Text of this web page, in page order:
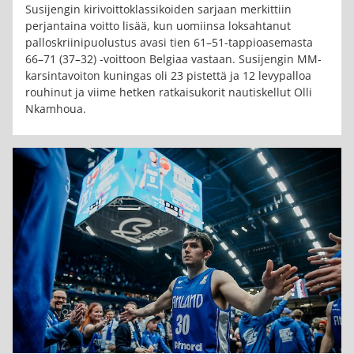
Susijengin kirivoittoklassikoiden sarjaan merkittiin
perjantaina voitto lisää, kun uomiinsa loksahtanut
palloskriinipuolustus avasi tien 61–51-tappioasemasta
66–71 (37–32) -voittoon Belgiaa vastaan. Susijengin MM-
karsintavoiton kuningas oli 23 pistettä ja 12 levypalloa
rouhinut ja viime hetken ratkaisukorit nautiskellut Olli
Nkamhoua.